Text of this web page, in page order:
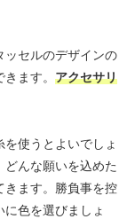
ッセルのデザインの
ます。 アクセサリ
使うとよいでしょ
んな願いを込めた
きます。勝負事を控
色を選びましょ